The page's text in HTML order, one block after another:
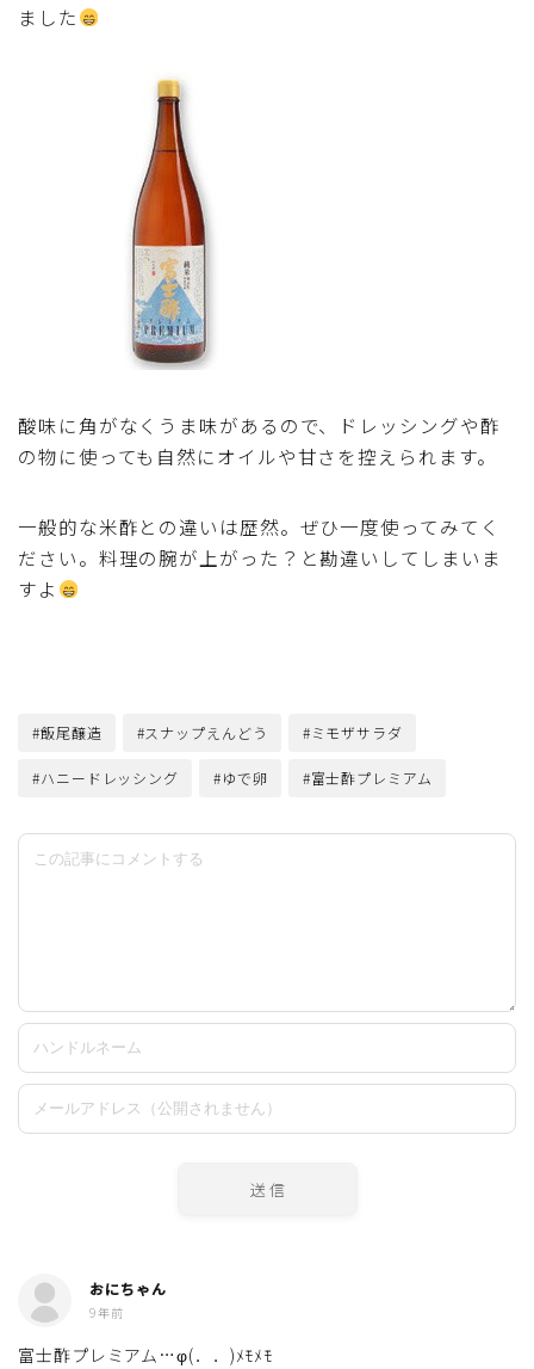
麺料理(パスタ・うどん・そうめん・春雨など)
ハム・ベーコン・ソーセー・・スパム・チーズ料理
豆腐・厚揚げ・油揚げ・納豆・豆類・豆製品料理
缶詰料理(ツナ・サバ・いわし・ホタテ貝柱・コーン
行事食(おせち・ハロウィン・クリスマス・雛祭り・子
供の日・七夕等)
お弁当
漬物・ピクルス・保存食・発酵食品
圧力鍋使用の料理
ドリンク・シロップ・ジャム類
テーブルコーディネート・食器・調理器具
離乳食・キッズメニュー
育児徒然
その他徒然
ました
酸味に角がなくうま味があるので、ドレッシングや酢
の物に使っても自然にオイルや甘さを控えられます。
一般的な米酢との違いは歴然。ぜひ一度使ってみてく
ださい。料理の腕が上がった？と勘違いしてしまいま
すよ
#飯尾醸造 #スナップえんどう #ミモザサラダ
#ハニードレッシング #ゆで卵 #富士酢プレミアム
おにちゃん
9年前
富士酢プレミアム…φ(．．)ﾒﾓﾒﾓ